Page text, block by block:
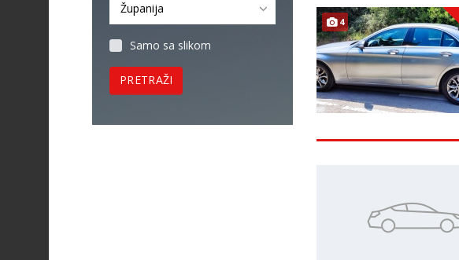
Županija
Samo sa slikom
PRETRAŽI
4